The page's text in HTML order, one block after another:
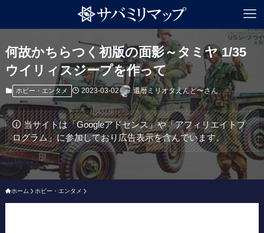
何故かちらつく初版の面影～タミヤ 1/35
ウイリィスジープを作って
ホビー・エンタメ 2023-03-02 還暦ミリオタえんど〜さん
当サイトは「Googleアドセンス」や「アフィリエイトプ
ログラム」に参加しており広告表示を含んでいます。
ホーム ホビー・エンタメ